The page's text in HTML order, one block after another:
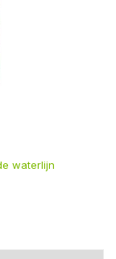
waterlijn